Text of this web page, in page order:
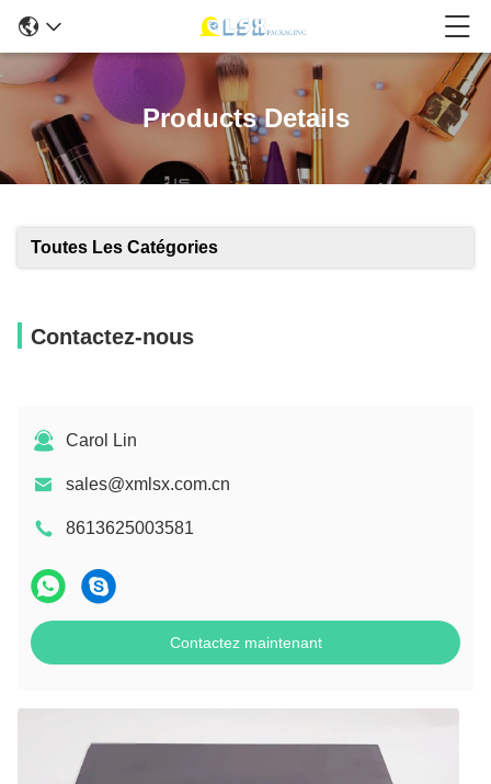
Products Details
Toutes Les Catégories
Contactez-nous
Carol Lin
sales@xmlsx.com.cn
8613625003581
Contactez maintenant